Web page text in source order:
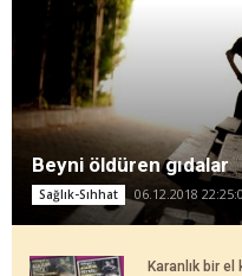
Beyni öldüren gıdalar
Sağlık-Sıhhat 06.12.2018
Karanlık bir